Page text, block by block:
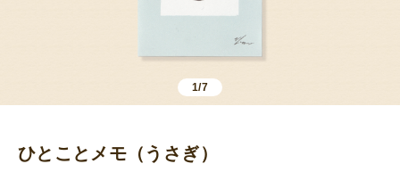
1/7
ひとことメモ（うさぎ）